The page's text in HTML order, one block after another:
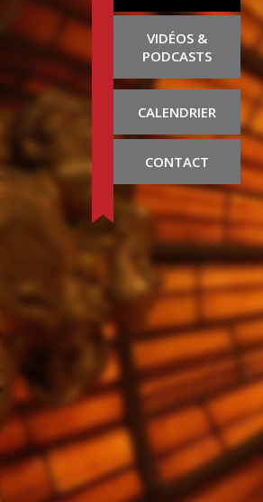
VIDÉOS &
PODCASTS
CALENDRIER
CONTACT